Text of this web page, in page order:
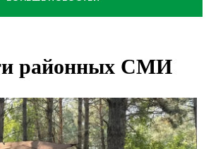
9 августа в Новосибирске сделали
перегруза начали строить на
на Титова в Новосибирске
квартир